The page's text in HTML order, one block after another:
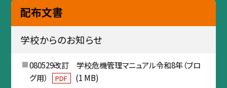
配布文書
学校からのお知らせ
080529改訂 学校危機管理マニュアル令和8年（ブロ
グ用）
PDF
(1 MB)